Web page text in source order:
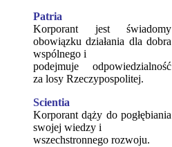
Patria
Korporant jest świadomy
obowiązku działania dla dobra
wspólnego i
podejmuje odpowiedzialność
za losy Rzeczypospolitej.
Scientia
Korporant dąży do pogłębiania
swojej wiedzy i
wszechstronnego rozwoju.